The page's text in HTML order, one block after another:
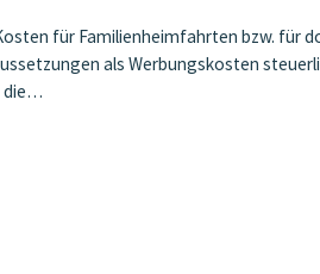
für Familienheimfahrten bzw. für
als Werbungskosten
die…